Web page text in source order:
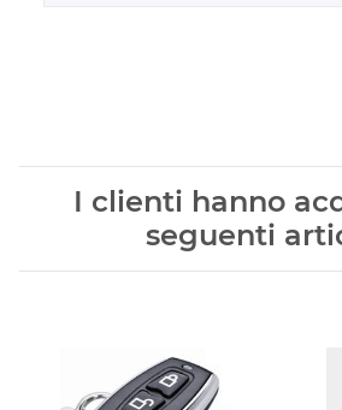
I clienti hanno
seguenti